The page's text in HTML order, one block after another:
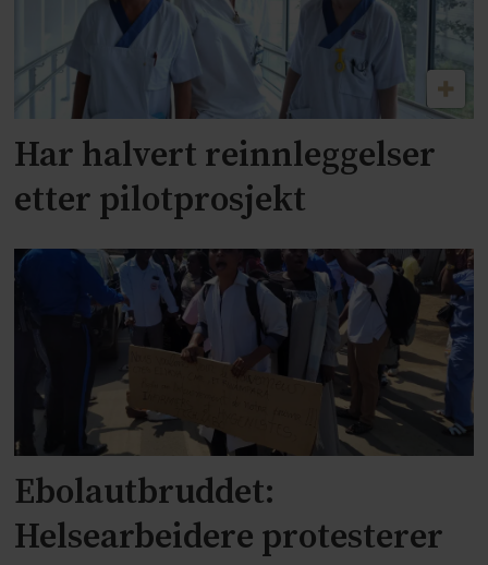
Har halvert reinnleggelser
etter pilotprosjekt
Ebolautbruddet:
Helsearbeidere protesterer